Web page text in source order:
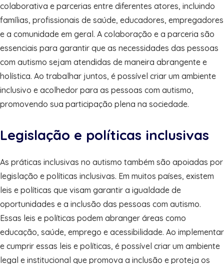
colaborativa e parcerias entre diferentes atores, incluindo
famílias, profissionais de saúde, educadores, empregadores
e a comunidade em geral. A colaboração e a parceria são
essenciais para garantir que as necessidades das pessoas
com autismo sejam atendidas de maneira abrangente e
holística. Ao trabalhar juntos, é possível criar um ambiente
inclusivo e acolhedor para as pessoas com autismo,
promovendo sua participação plena na sociedade.
Legislação e políticas inclusivas
As práticas inclusivas no autismo também são apoiadas por
legislação e políticas inclusivas. Em muitos países, existem
leis e políticas que visam garantir a igualdade de
oportunidades e a inclusão das pessoas com autismo.
Essas leis e políticas podem abranger áreas como
educação, saúde, emprego e acessibilidade. Ao implementar
e cumprir essas leis e políticas, é possível criar um ambiente
legal e institucional que promova a inclusão e proteja os